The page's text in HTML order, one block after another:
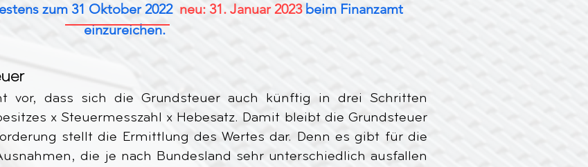
zum 31 Oktober 2022 neu: 31. Januar 2023beim Finanzamt
einzureichen.
vor, dass sich die Grundsteuer auch künftig in drei Schritten
x Steuermesszahl x Hebesatz. Damit bleibt die Grundsteuer
stellt die Ermittlung des Wertes dar. Denn es gibt für die
die je nach Bundesland sehr unterschiedlich ausfallen